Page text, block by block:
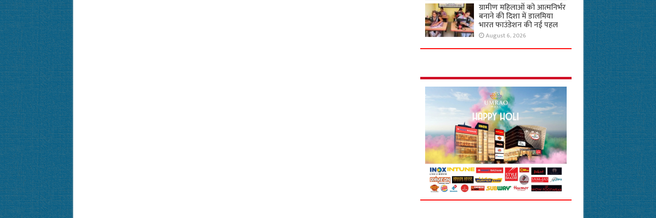
ग्रामीण महिलाओं को आत्मनिर्भर
बनाने की दिशा में डालमिया
भारत फाउंडेशन की नई पहल
August 6, 2026